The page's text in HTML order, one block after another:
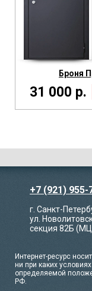
Броня
31 000 р.
+7 (921) 955-
г. Санкт-
ул.
секция 82Б
Интернет-ресурс
ни при каких
определяемой
РФ.